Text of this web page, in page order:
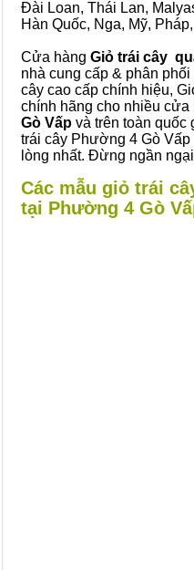
Đài Loan, Thái Lan,
Hàn Quốc, Nga, Mỹ,
Cửa hàng Giỏ trái cây
nhà cung cấp & phân
cây cao cấp chính hiệu,
chính hãng cho nhiều
Gò Vấp và trên toàn quốc
trái cây Phường 4 Gò
lòng nhất. Đừng ngần
Các mẫu giỏ trái
tại Phường 4 Gò